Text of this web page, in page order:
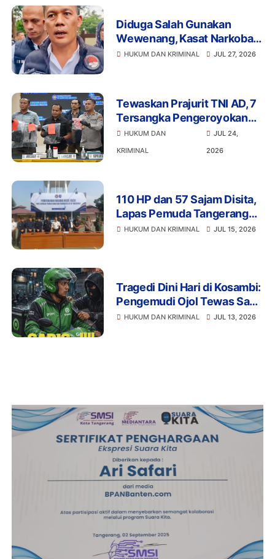
Diduga Salah Gunakan
Wewenang, Kasat Narkoba
Polres Tangsel dan 6
HUKUM DAN KRIMINAL JUL 27, 2026
Tewaskan Prajurit TNI AD, 7
Tersangka Pengeroyokan
Terancam Penjara Seumur
Hidup
HUKUM DAN
KRIMINAL
JUL 24,
2026
110 HP dan 57 Sajam Disita,
Lapas Pemuda Tangerang
Perketat Pengawasan
HUKUM DAN KRIMINAL JUL 15, 2026
Tragedi Dini Hari di Kosambi:
Pengemudi Ojol Tewas Saat
Istirahat, Motor dan HP Raib
HUKUM DAN KRIMINAL JUL 13, 2026